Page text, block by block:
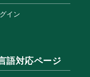
イン
語対応ページ